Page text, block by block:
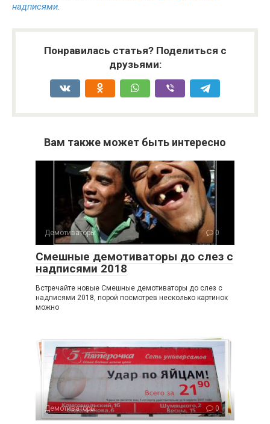
надписями.
Понравилась статья? Поделиться с
друзьями:
Вам также может быть интересно
Демотиваторы 0
Смешные демотиваторы до слез с
надписями 2018
Встречайте новые Смешные демотиваторы до слез с
надписями 2018, порой посмотрев несколько картинок
можно
Демотиваторы 0